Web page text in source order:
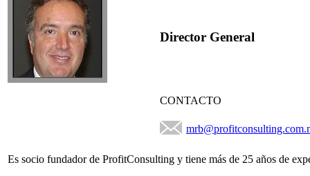
Director General
CONTACTO
Es socio fundador de ProfitConsulting y tiene más de 25 años de